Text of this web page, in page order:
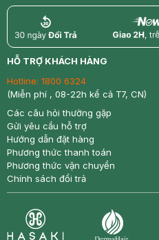
return nowfree
HỖ TRỢ KHÁCH HÀNG
Hotline: 1800 6324
(Miễn phí , 08-22h kể cả T7, CN)
Các câu hỏi thường gặp
Gửi yêu cầu hỗ trợ
Hướng dẫn đặt hàng
Phương thức thanh toán
Phương thức vận chuyển
Chính sách đổi trả